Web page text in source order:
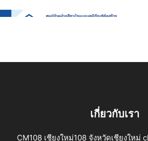
เกี่ยวกับเรา
CM108 เชียงใหม่108 จังหวัดเชียงใหม่